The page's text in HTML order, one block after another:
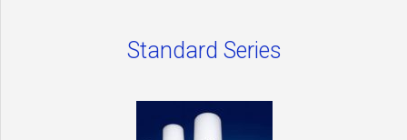
Standard Series